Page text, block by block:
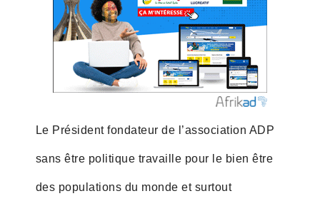
Le Président fondateur de l’association ADP
sans être politique travaille pour le bien être
des populations du monde et surtout